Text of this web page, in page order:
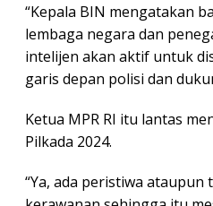
“Kepala BIN mengatakan
lembaga negara dan
intelijen akan aktif untuk
garis depan polisi dan
Ketua MPR RI itu lantas
Pilkada 2024.
“Ya, ada peristiwa